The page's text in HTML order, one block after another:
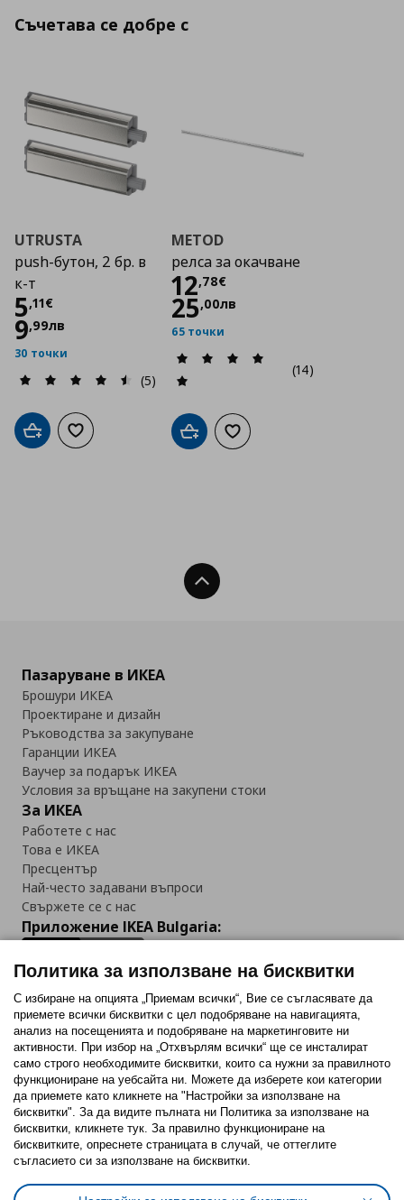
Съчетава се добре с
UTRUSTA
push-бутон, 2 бр. в
к-т
5,11€
Цена
9,99лв
30 точки
(5)
Добави в кошницата
Добави към списъка с любими
METOD
релса за окачване
12,78€
Цена
25,00лв
65 точки
(14)
Добави в кошницата
Добави към списъка с
Нагоре
Пазаруване в ИКЕА
Брошури ИКЕА
Проектиране и дизайн
Ръководства за закупуване
Гаранции ИКЕА
Ваучер за подарък ИКЕА
Условия за връщане на закупени стоки
За ИКЕА
Работете с нас
Това е ИКЕА
Пресцентър
Най-често задавани въпроси
Свържете се с нас
Приложение IKEA Bulgaria:
Последвайте ни:
FacebookTwitterYoutubePinterestInstagram
Политика за използване на бисквитки (Cookies)
Избор на настройки за използване на бисквитки
Политика за използване на бисквитки
С избиране на опцията „Приемам всички“, Вие се съгласявате да
приемете всички бисквитки с цел подобряване на навигацията,
анализ на посещенията и подобряване на маркетинговите ни
активности. При избор на „Отхвърлям всички“ ще се инсталират
само строго необходимитe бисквитки, които са нужни за правилното
функциониране на уебсайта ни. Можете да изберете кои категории
да приемете като кликнете на "Настройки за използване на
бисквитки". За да видите пълната ни Политика за използване на
бисквитки, кликнете тук. За правилно функциониране на
бисквитките, опреснете страницата в случай, че оттеглите
съгласието си за използване на бисквитки.